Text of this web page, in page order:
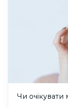
Чи очікувати